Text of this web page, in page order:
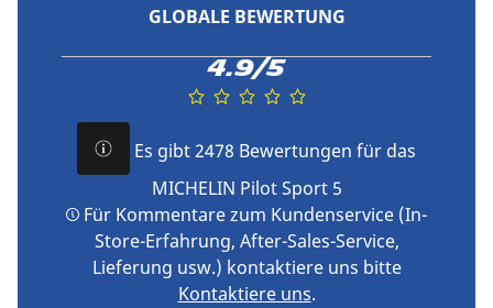
GLOBALE BEWERTUNG
4.9/5
Es gibt 2478 Bewertungen für das
MICHELIN Pilot Sport 5
Für Kommentare zum Kundenservice (In-
Store-Erfahrung, After-Sales-Service,
Lieferung usw.) kontaktiere uns bitte
Kontaktiere uns.